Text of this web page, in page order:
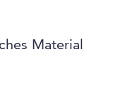
Material